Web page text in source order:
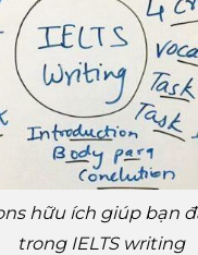
hữu ích giúp bạn
trong IELTS writing